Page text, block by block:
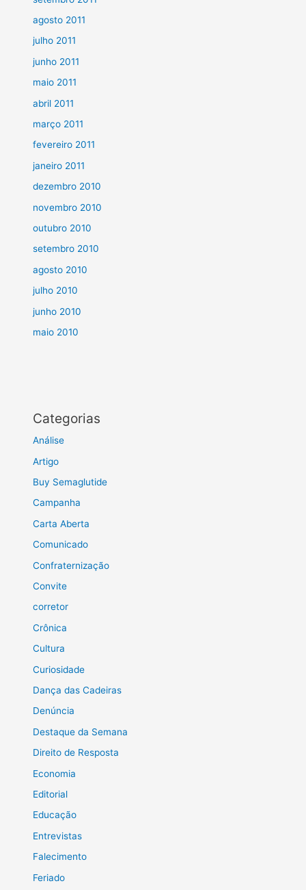
agosto 2011
julho 2011
junho 2011
maio 2011
abril 2011
março 2011
fevereiro 2011
janeiro 2011
dezembro 2010
novembro 2010
outubro 2010
setembro 2010
agosto 2010
julho 2010
junho 2010
maio 2010
Categorias
Análise
Artigo
Buy Semaglutide
Campanha
Carta Aberta
Comunicado
Confraternização
Convite
corretor
Crônica
Cultura
Curiosidade
Dança das Cadeiras
Denúncia
Destaque da Semana
Direito de Resposta
Economia
Editorial
Educação
Entrevistas
Falecimento
Feriado